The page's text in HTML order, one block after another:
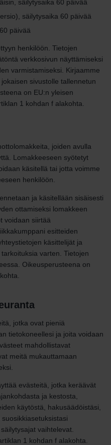
säilytysaika 60 päivää
säilytysaika 60 päivää
päivää
henkilöön. Tietojen
verkkosivun näyttämiseksi
varmistamiseksi. Kirjaamme
sivustolle tallennetun
on EU:n yleisen
1 kohdan f alakohta.
joiden avulla
Lomakkeeseen syötetyt
käsitellä tai jotta voimme
henkilöön.
ja käsitellään sisäisesti
ottamiseksi lomakkeen
voidaan siirtää
esitteiden
käsittelijät ja
varten. Tietojen
Oikeusperusteena on
jotka ovat pieniä
tietokoneellesi ja joita voidaan
mahdollistavat
meitä mukauttamaan
evästeitä, jotka keräävät
ja kestosta,
käytöstä, hakusäädöistäsi,
vaihtelevat.
1 kohdan f alakohta.